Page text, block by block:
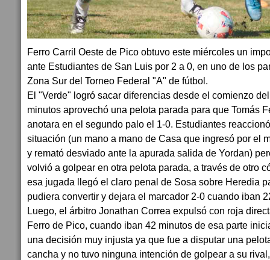
Ferro Carril Oeste de Pico obtuvo este miércoles un
ante Estudiantes de San Luis por 2 a 0, en uno de los
Zona Sur del Torneo Federal "A" de fútbol.
El "Verde" logró sacar diferencias desde el comienzo
minutos aprovechó una pelota parada para que Tomás
anotara en el segundo palo el 1-0. Estudiantes
situación (un mano a mano de Casa que ingresó por el
y remató desviado ante la apurada salida de Yordan)
volvió a golpear en otra pelota parada, a través de otro
esa jugada llegó el claro penal de Sosa sobre Heredia
pudiera convertir y dejara el marcador 2-0 cuando iban
Luego, el árbitro Jonathan Correa expulsó con roja
Ferro de Pico, cuando iban 42 minutos de esa parte
una decisión muy injusta ya que fue a disputar una
cancha y no tuvo ninguna intención de golpear a su